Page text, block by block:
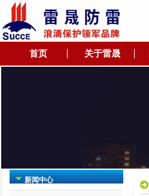
首页 关于雷晟
新闻中心